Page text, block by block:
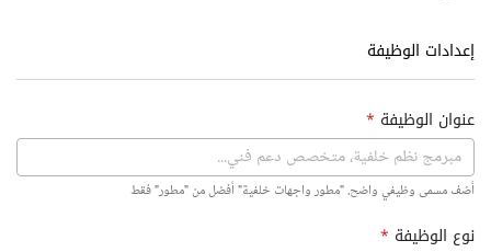
إعدادات الوظيفة
عنوان الوظيفة *
أضف مسمى وظيفي واضح. "مطور واجهات خلفية" أفضل من "مطور" فقط
نوع الوظيفة *